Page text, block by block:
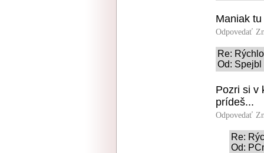
Maniak
Odpovedať
Re:
Od: Spejbl
Pozri si v
prídeš...
Odpovedať
Re:
Od: